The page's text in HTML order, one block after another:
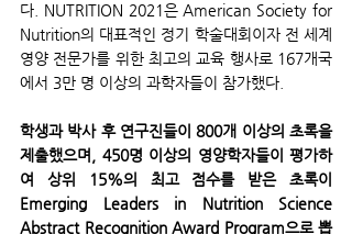
다. NUTRITION 2021은 American Society for
Nutrition의 대표적인 정기 학술대회이자 전 세계
영양 전문가를 위한 최고의 교육 행사로 167개국
에서 3만 명 이상의 과학자들이 참가했다.
학생과 박사 후 연구진들이 800개 이상의 초록을
제출했으며, 450명 이상의 영양학자들이 평가하
여 상위 15%의 최고 점수를 받은 초록이
Emerging Leaders in Nutrition Science
Abstract Recognition Award Program으로 뽑